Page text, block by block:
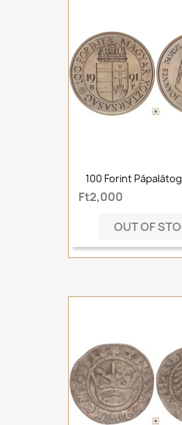
100 Forint
Ft2,000
OUT OF